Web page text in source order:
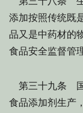
添加按照传统既
品又是中药材的
食品安全监督管
第三十九条 国
食品添加剂生产